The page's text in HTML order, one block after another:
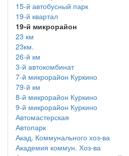
15-й автобусный парк
19-й квартал
19-й микрорайон
23 км
23км.
26-й км
3-й автокомбинат
7-й микрорайон Куркино
79-й км
8-й микрорайон Куркино
9-й микрорайон Куркино
Автомастерская
Автопарк
Акад. Коммунального хоз-ва
Академия коммун. Хоз-ва